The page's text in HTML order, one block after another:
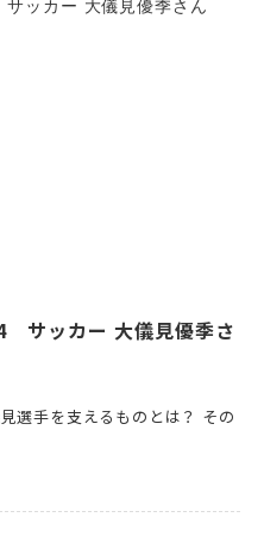
サッカー 大儀見優季さ
選手を支えるものとは？ その